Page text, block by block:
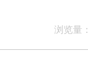
浏览量：